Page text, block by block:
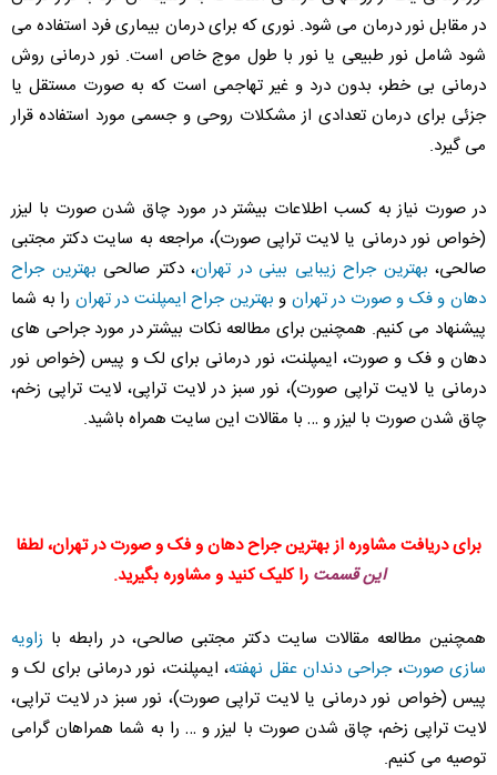
در مقابل نور درمان می شود. نوری که برای درمان بیماری فرد استفاده می
شود شامل نور طبیعی یا نور با طول موج خاص است. نور درمانی روش
درمانی بی خطر، بدون درد و غیر تهاجمی است که به صورت مستقل یا
جزئی برای درمان تعدادی از مشکلات روحی و جسمی مورد استفاده قرار
می گیرد.
در صورت نیاز به کسب اطلاعات بیشتر در مورد چاق شدن صورت با لیزر
(خواص نور درمانی یا لایت تراپی صورت)، مراجعه به سایت دکتر مجتبی
صالحی، بهترین جراح زیبایی بینی در تهران، دکتر صالحی بهترین جراح
دهان و فک و صورت در تهران و بهترین جراح ایمپلنت در تهران را به شما
پیشنهاد می کنیم. همچنین برای مطالعه نکات بیشتر در مورد جراحی های
دهان و فک و صورت، ایمپلنت، نور درمانی برای لک و پیس (خواص نور
درمانی یا لایت تراپی صورت)، نور سبز در لایت تراپی، لایت تراپی زخم،
چاق شدن صورت با لیزر و … با مقالات این سایت همراه باشید.
برای دریافت مشاوره از بهترین جراح دهان و فک و صورت در تهران، لطفا
این قسمت را کلیک کنید و مشاوره بگیرید.
همچنین مطالعه مقالات سایت دکتر مجتبی صالحی، در رابطه با زاویه
سازی صورت،جراحی دندان عقل نهفته، ایمپلنت، نور درمانی برای لک و
پیس (خواص نور درمانی یا لایت تراپی صورت)، نور سبز در لایت تراپی،
لایت تراپی زخم، چاق شدن صورت با لیزر و … را به شما همراهان گرامی
توصیه می کنیم.